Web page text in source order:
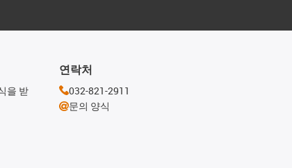
을 받
연락처
032-821-2911
문의 양식